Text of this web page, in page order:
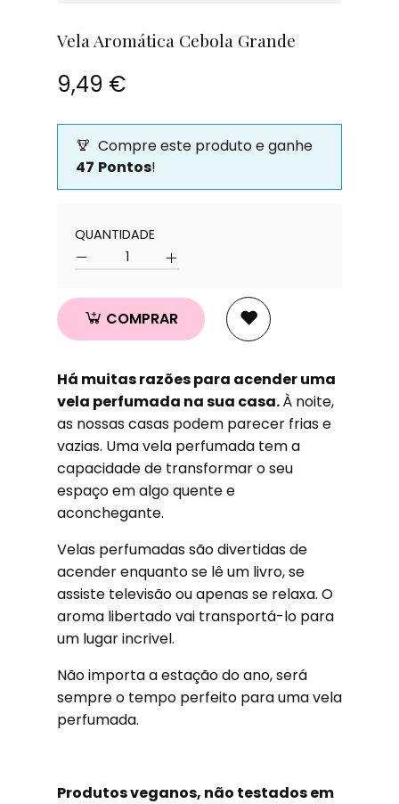
Vela Aromática Cebola Grande
9,49 €
Compre este produto e ganhe
47 Pontos!
Quantidade
QUANTIDADE
COMPRAR
Há muitas razões para acender uma
vela perfumada na sua casa.À noite,
as nossas casas podem parecer frias e
vazias. Uma vela perfumada tem a
capacidade de transformar o seu
espaço em algo quente e
aconchegante.
Velas perfumadas são divertidas de
acender enquanto se lê um livro, se
assiste televisão ou apenas se relaxa. O
aroma libertado vai transportá-lo para
um lugar incrivel.
Não importa a estação do ano, será
sempre o tempo perfeito para uma vela
perfumada.
Produtos veganos, não testados em